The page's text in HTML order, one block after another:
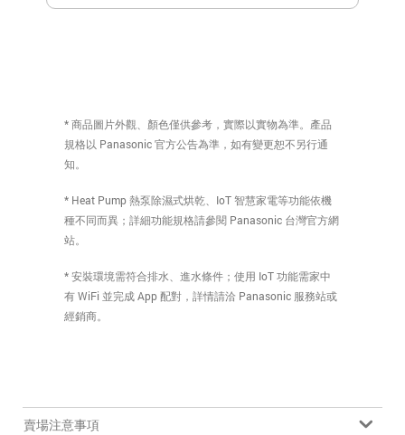
* 商品圖片外觀、顏色僅供參考，實際以實物為準。產品
規格以 Panasonic 官方公告為準，如有變更恕不另行通
知。
* Heat Pump 熱泵除濕式烘乾、IoT 智慧家電等功能依機
種不同而異；詳細功能規格請參閱 Panasonic 台灣官方網
站。
* 安裝環境需符合排水、進水條件；使用 IoT 功能需家中
有 WiFi 並完成 App 配對，詳情請洽 Panasonic 服務站或
經銷商。
賣場注意事項